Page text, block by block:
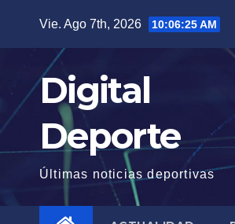
contenido
Vie. Ago 7th, 2026 10:06:25 AM
Digital
Deporte
Últimas noticias deportivas